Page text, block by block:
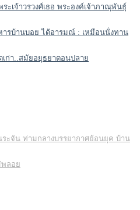
ะเจ้าวรวงศ์เธอ พระองค์เจ้าภาณุพันธุ์
ารบ้านบอย ได้อารมณ์ : เหมือนนั่งทาน
ก่า..สมัยอยุธยาตอนปลาย
ะจัน ท่ามกลางบรรยากาศย้อนยุค บ้าน
ลอย